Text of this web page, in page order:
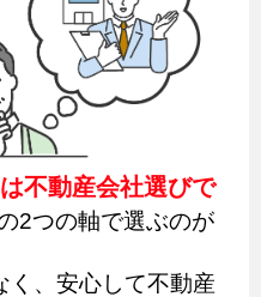
不動産会社選びで
2つの軸で選ぶのが
く、安心して不動産